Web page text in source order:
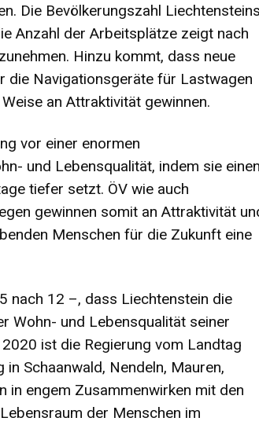
Die Bevölkerungszahl Liechtensteins
Anzahl der Arbeitsplätze zeigt nach
Hinzu kommt, dass neue
die Navigationsgeräte für Lastwagen
an Attraktivität gewinnen.
vor einer enormen
und Lebensqualität, indem sie einen
tiefer setzt. ÖV wie auch
gewinnen somit an Attraktivität
Menschen für die Zukunft eine
nach 12 –, dass Liechtenstein die
Wohn- und Lebensqualität seiner
ist die Regierung vom Landtag
Schaanwald, Nendeln, Mauren,
in engem Zusammenwirken mit den
der Menschen im